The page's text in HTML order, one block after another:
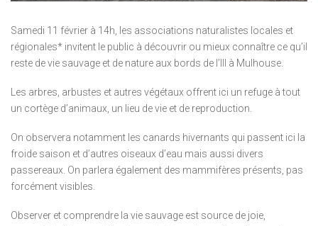
Samedi 11 février à 14h, les associations naturalistes locales et
régionales* invitent le public à découvrir ou mieux connaître ce qu’il
reste de vie sauvage et de nature aux bords de l’Ill à Mulhouse.
Les arbres, arbustes et autres végétaux offrent ici un refuge à tout
un cortège d’animaux, un lieu de vie et de reproduction.
On observera notamment les canards hivernants qui passent ici la
froide saison et d’autres oiseaux d’eau mais aussi divers
passereaux. On parlera également des mammifères présents, pas
forcément visibles.
Observer et comprendre la vie sauvage est source de joie,